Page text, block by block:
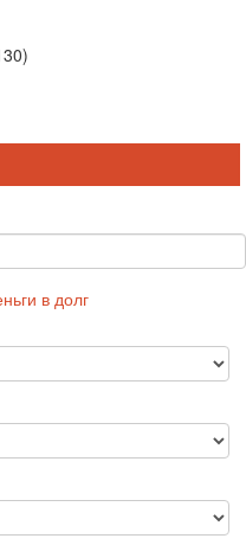
в долг